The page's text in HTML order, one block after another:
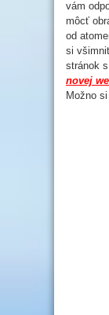
vám
môcť
od
si
stránok
novej
Možno